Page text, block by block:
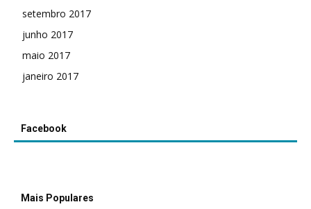
setembro 2017
junho 2017
maio 2017
janeiro 2017
Facebook
Mais Populares